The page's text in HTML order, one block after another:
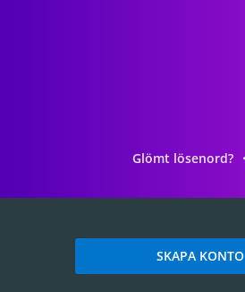
Glömt lösenord?
SKAPA KONTO